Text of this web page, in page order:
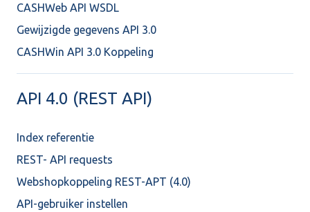
CASHWeb API WSDL
Gewijzigde gegevens API 3.0
CASHWin API 3.0 Koppeling
API 4.0 (REST API)
Index referentie
REST- API requests
Webshopkoppeling REST-APT (4.0)
API-gebruiker instellen